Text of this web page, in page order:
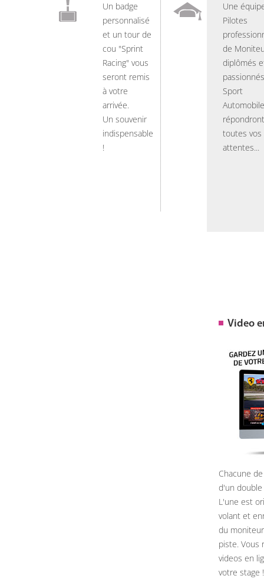
Un badge
personnalisé
et un tour de
cou "Sprint
Racing" vous
seront remis
à votre
arrivée.
Un souvenir
indispensable
!
Une
Pilotes
de
diplômés
Sport
Automobile
toutes vos
attentes...
Video
Chacune
d'un
L'une est
volant et
du
piste. Vous
videos en
votre stage !